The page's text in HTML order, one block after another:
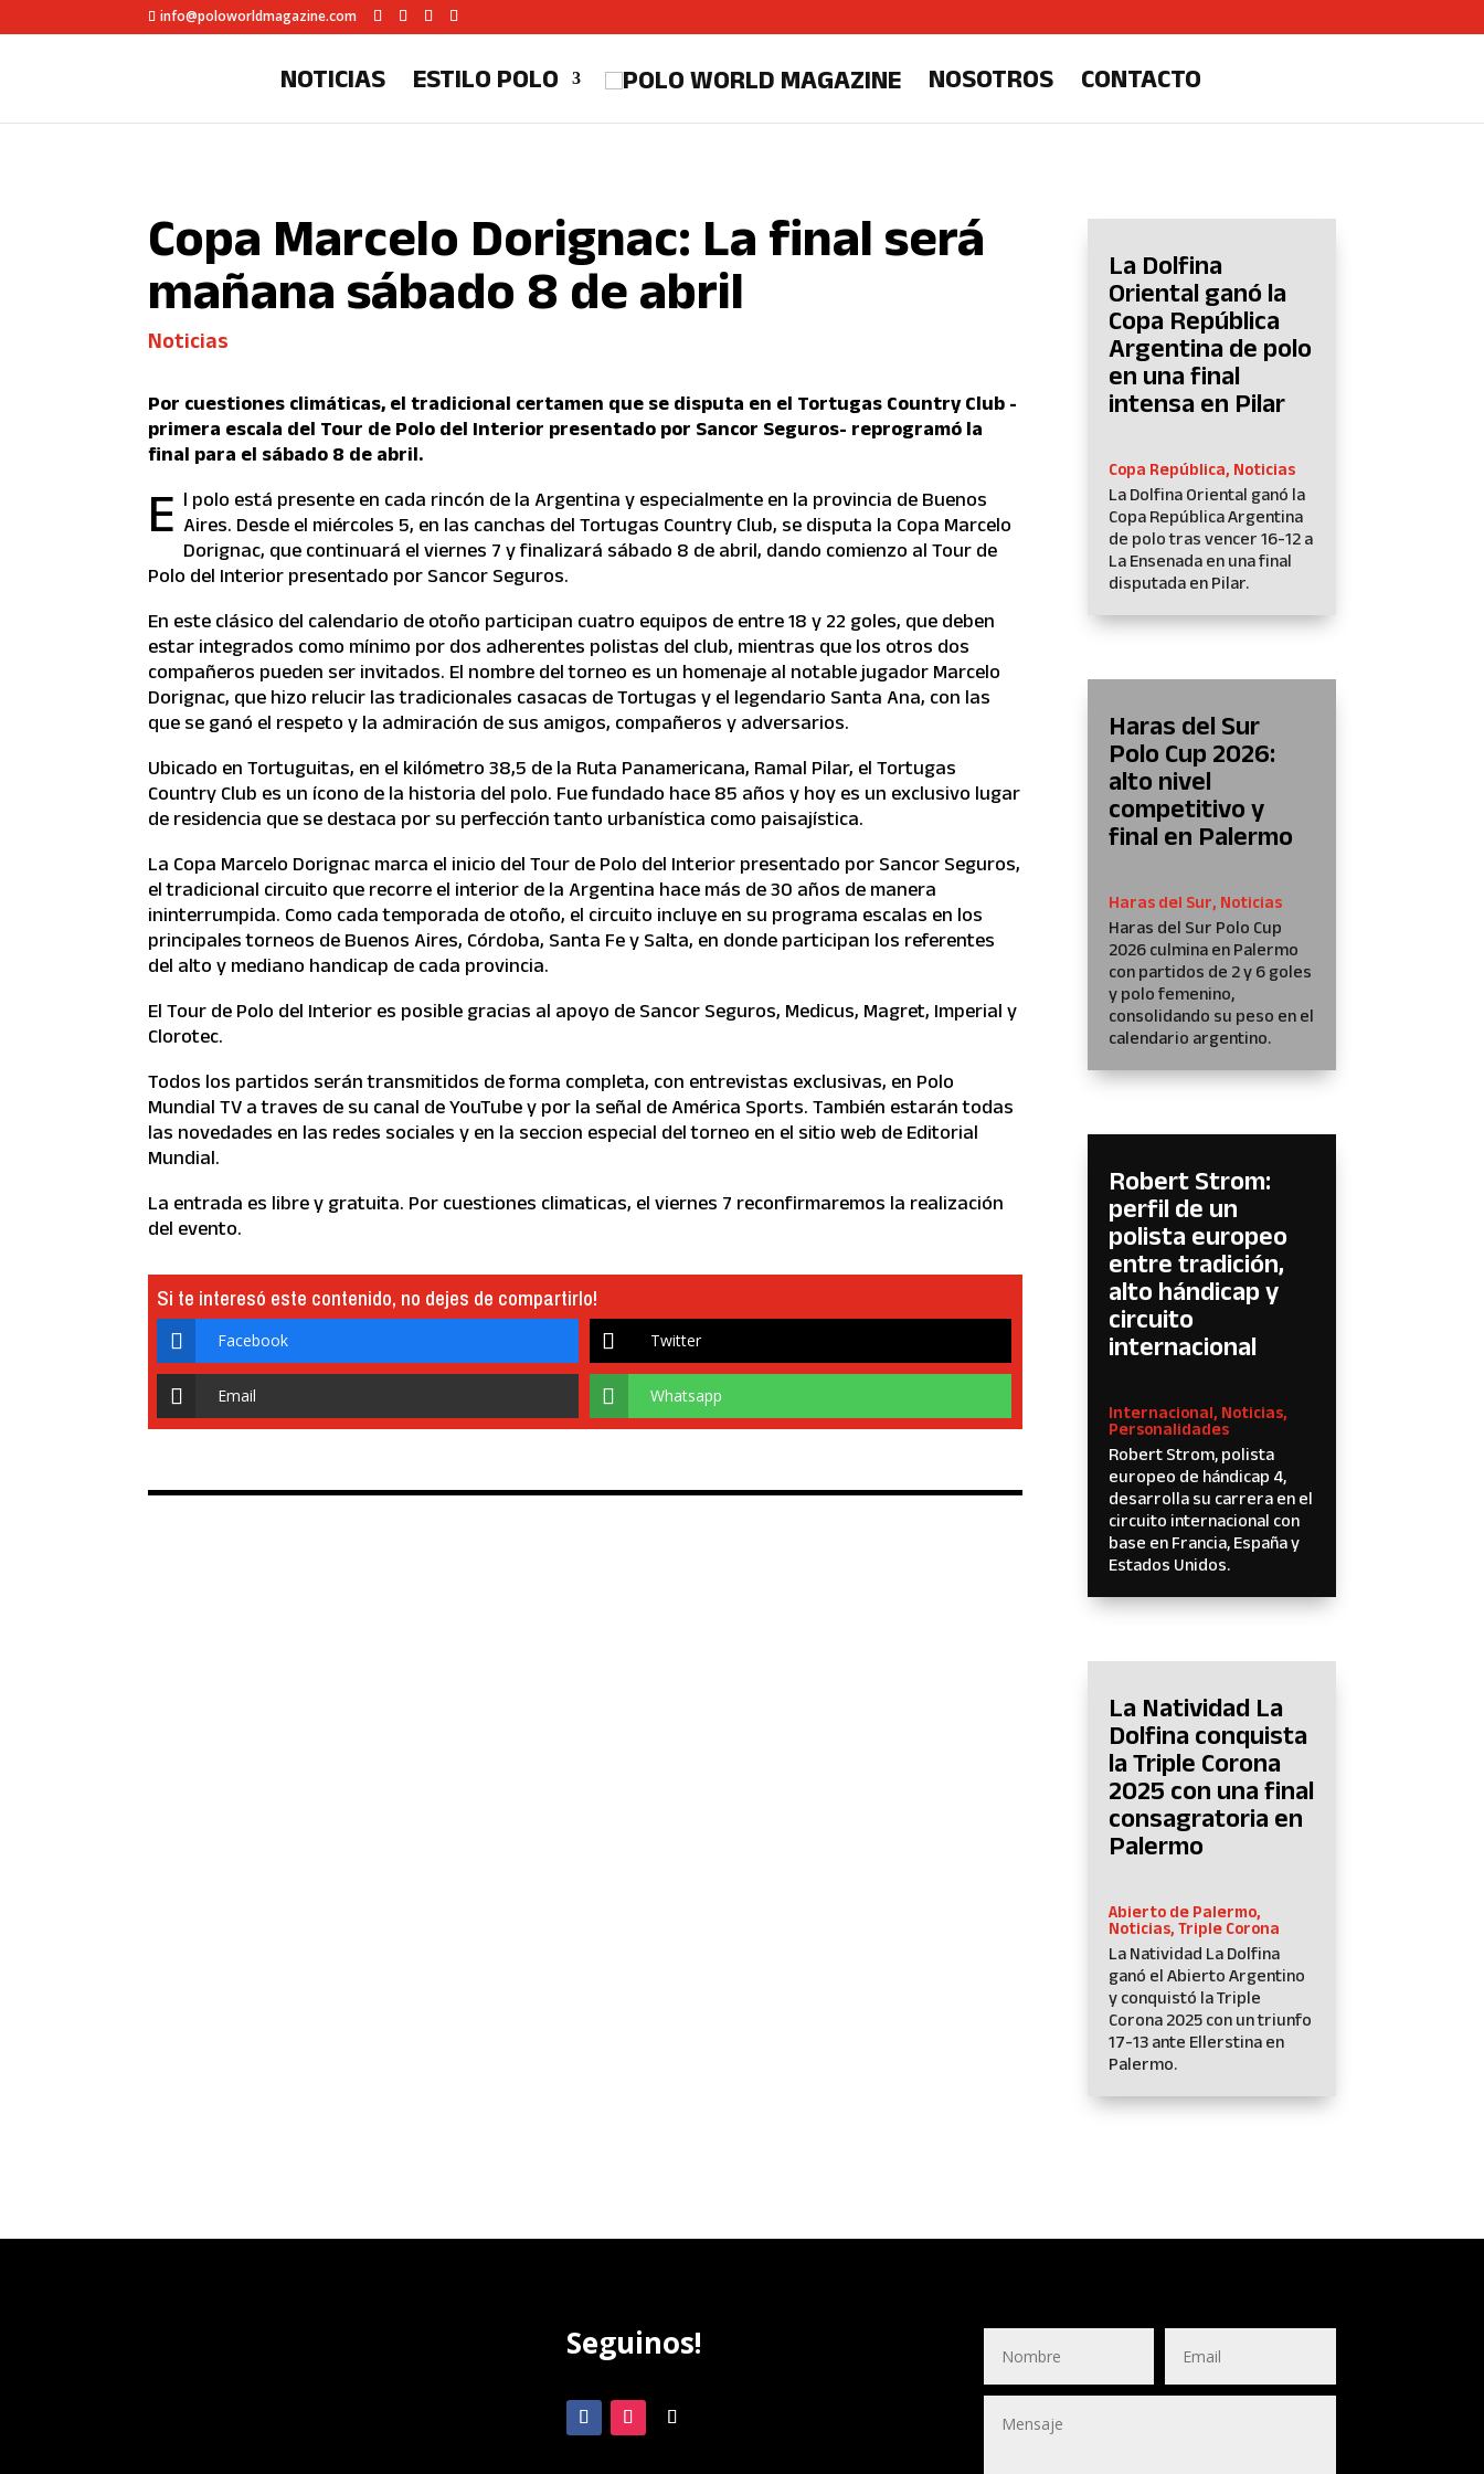
info@poloworldmagazine.com
NOTICIAS ESTILO POLO NOSOTROS CONTACTO
Copa Marcelo Dorignac: La final será
mañana sábado 8 de abril
Noticias
Por cuestiones climáticas, el tradicional certamen que se disputa en el Tortugas Country Club -
primera escala del Tour de Polo del Interior presentado por Sancor Seguros- reprogramó la
final para el sábado 8 de abril.
E l polo está presente en cada rincón de la Argentina y especialmente en la provincia de Buenos
Aires. Desde el miércoles 5, en las canchas del Tortugas Country Club, se disputa la Copa Marcelo
Dorignac, que continuará el viernes 7 y finalizará sábado 8 de abril, dando comienzo al Tour de
Polo del Interior presentado por Sancor Seguros.
En este clásico del calendario de otoño participan cuatro equipos de entre 18 y 22 goles, que deben
estar integrados como mínimo por dos adherentes polistas del club, mientras que los otros dos
compañeros pueden ser invitados. El nombre del torneo es un homenaje al notable jugador Marcelo
Dorignac, que hizo relucir las tradicionales casacas de Tortugas y el legendario Santa Ana, con las
que se ganó el respeto y la admiración de sus amigos, compañeros y adversarios.
Ubicado en Tortuguitas, en el kilómetro 38,5 de la Ruta Panamericana, Ramal Pilar, el Tortugas
Country Club es un ícono de la historia del polo. Fue fundado hace 85 años y hoy es un exclusivo lugar
de residencia que se destaca por su perfección tanto urbanística como paisajística.
La Copa Marcelo Dorignac marca el inicio del Tour de Polo del Interior presentado por Sancor Seguros,
el tradicional circuito que recorre el interior de la Argentina hace más de 30 años de manera
ininterrumpida. Como cada temporada de otoño, el circuito incluye en su programa escalas en los
principales torneos de Buenos Aires, Córdoba, Santa Fe y Salta, en donde participan los referentes
del alto y mediano handicap de cada provincia.
El Tour de Polo del Interior es posible gracias al apoyo de Sancor Seguros, Medicus, Magret, Imperial y
Clorotec.
Todos los partidos serán transmitidos de forma completa, con entrevistas exclusivas, en Polo
Mundial TV a traves de su canal de YouTube y por la señal de América Sports. También estarán todas
las novedades en las redes sociales y en la seccion especial del torneo en el sitio web de Editorial
Mundial.
La entrada es libre y gratuita. Por cuestiones climaticas, el viernes 7 reconfirmaremos la realización
del evento.
Si te interesó este contenido, no dejes de compartirlo!
Facebook Twitter
Email Whatsapp
La Dolfina
Oriental ganó la
Copa República
Argentina de polo
en una final
intensa en Pilar
Copa República, Noticias
La Dolfina Oriental ganó la
Copa República Argentina
de polo tras vencer 16-12 a
La Ensenada en una final
disputada en Pilar.
Haras del Sur
Polo Cup 2026:
alto nivel
competitivo y
final en Palermo
Haras del Sur, Noticias
Haras del Sur Polo Cup
2026 culmina en Palermo
con partidos de 2 y 6 goles
y polo femenino,
consolidando su peso en el
calendario argentino.
Robert Strom:
perfil de un
polista europeo
entre tradición,
alto hándicap y
circuito
internacional
Internacional, Noticias,
Personalidades
Robert Strom, polista
europeo de hándicap 4,
desarrolla su carrera en el
circuito internacional con
base en Francia, España y
Estados Unidos.
La Natividad La
Dolfina conquista
la Triple Corona
2025 con una final
consagratoria en
Palermo
Abierto de Palermo,
Noticias,Triple Corona
La Natividad La Dolfina
ganó el Abierto Argentino
y conquistó la Triple
Corona 2025 con un triunfo
17-13 ante Ellerstina en
Palermo.
Seguinos!